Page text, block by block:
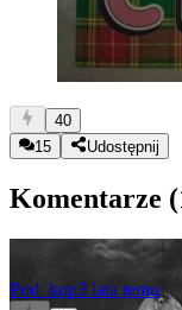
40
15
Udostępnij
Komentarze (
Pod_kop3 lata temu